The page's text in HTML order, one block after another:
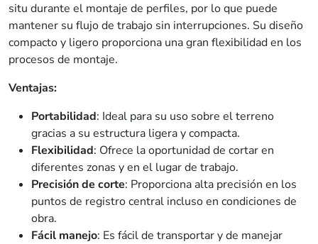
situ durante el montaje de perfiles, por lo que puede
mantener su flujo de trabajo sin interrupciones. Su diseño
compacto y ligero proporciona una gran flexibilidad en los
procesos de montaje.
Ventajas:
Portabilidad: Ideal para su uso sobre el terreno
gracias a su estructura ligera y compacta.
Flexibilidad: Ofrece la oportunidad de cortar en
diferentes zonas y en el lugar de trabajo.
Precisión de corte: Proporciona alta precisión en los
puntos de registro central incluso en condiciones de
obra.
Fácil manejo: Es fácil de transportar y de manejar